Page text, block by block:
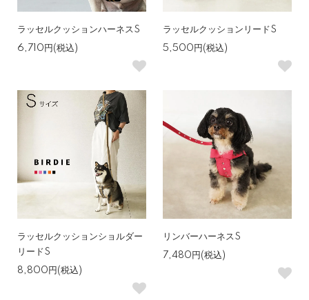
ラッセルクッションハーネスS
6,710円(税込)
ラッセルクッションリードS
5,500円(税込)
ラッセルクッションショルダー
リードS
8,800円(税込)
リンバーハーネスS
7,480円(税込)